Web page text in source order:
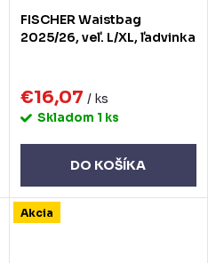
FISCHER Waistbag
2025/26, veľ. L/XL, ľadvinka
€16,07 / ks
Skladom 1 ks
DO KOŠÍKA
Akcia